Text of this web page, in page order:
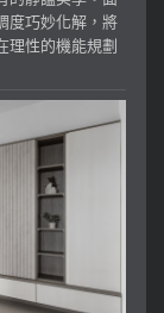
度巧妙化解，將
理性的機能規劃